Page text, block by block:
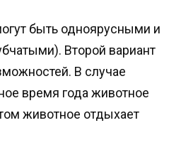
быть одноярусными и
Второй вариант
В случае
время года животное
животное отдыхает